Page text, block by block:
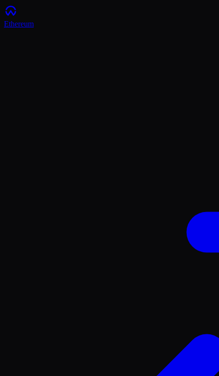
Ethereum